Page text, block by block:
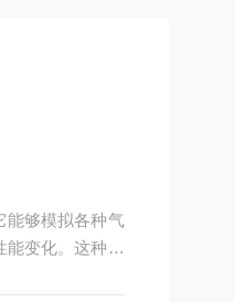
能够模拟各种气
能变化。这种设